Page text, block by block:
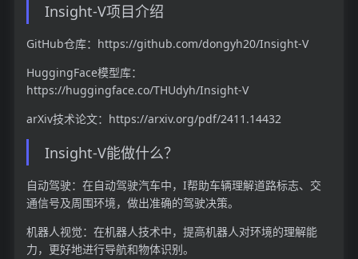
Insight-V项目介绍
GitHub仓库：https://github.com/dongyh20/Insight-V
HuggingFace模型库：
https://huggingface.co/THUdyh/Insight-V
arXiv技术论文：https://arxiv.org/pdf/2411.14432
Insight-V能做什么？
自动驾驶：在自动驾驶汽车中，I帮助车辆理解道路标志、交
通信号及周围环境，做出准确的驾驶决策。
机器人视觉：在机器人技术中，提高机器人对环境的理解能
力，更好地进行导航和物体识别。